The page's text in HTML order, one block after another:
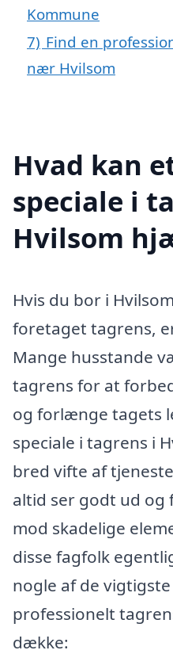
Kommune
7) Find en
nær Hvilsom
Hvad kan
speciale i
Hvilsom
Hvis du bor i
foretaget tagrens,
Mange husstande
tagrens for at
og forlænge tagets
speciale i tagrens i
bred vifte af
altid ser godt ud
mod skadelige
disse fagfolk
nogle af de
professionelt
dække: